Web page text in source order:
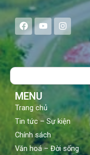
F
a
c
e
b
o
Y
o
u
t
u
b
I
n
s
a
g
Search
MENU
Trang chủ
Tin tức – Sự kiện
Chính sách
Văn hoá – Đời sống